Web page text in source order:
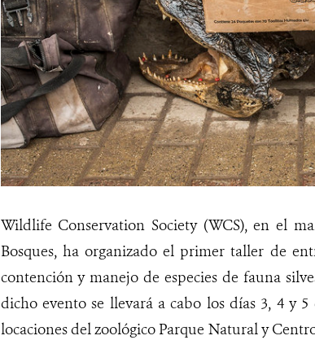
Wildlife Conservation Society (WCS), en el
Bosques, ha organizado el primer taller de
contención y manejo de especies de fauna
dicho evento se llevará a cabo los días 3, 4 y
locaciones del zoológico Parque Natural y